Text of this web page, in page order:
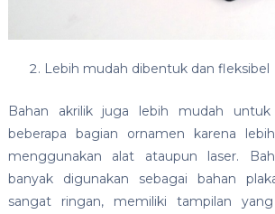
Lebih mudah dibentuk dan fleksibel
Bahan akrilik juga lebih mudah
beberapa bagian ornamen karena
menggunakan alat ataupun laser.
banyak digunakan sebagai bahan
sangat ringan, memiliki tampilan